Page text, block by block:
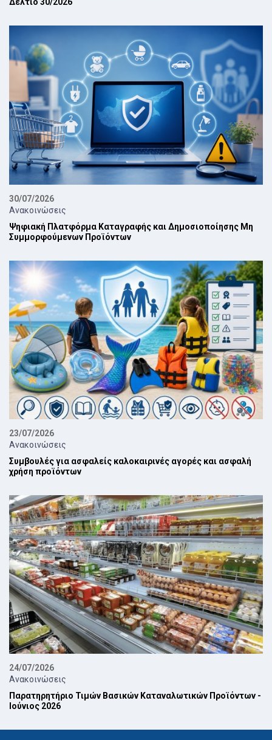
Δελτίο 30/2026
30/07/2026
Ανακοινώσεις
Ψηφιακή Πλατφόρμα Καταγραφής και Δημοσιοποίησης Μη
Συμμορφούμενων Προϊόντων
23/07/2026
Ανακοινώσεις
Συμβουλές για ασφαλείς καλοκαιρινές αγορές και ασφαλή
χρήση προϊόντων
24/07/2026
Ανακοινώσεις
Παρατηρητήριο Τιμών Βασικών Καταναλωτικών Προϊόντων -
Ιούνιος 2026